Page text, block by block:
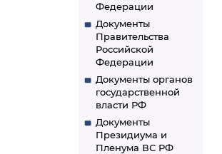
Федерации
Документы
Правительства
Российской
Федерации
Документы органов
государственной
власти РФ
Документы
Президиума и
Пленума ВС РФ